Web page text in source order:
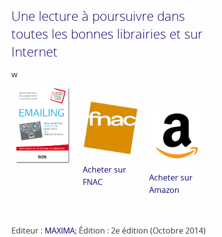
Une lecture à poursuivre dans
toutes les bonnes librairies et sur
Internet
w
Acheter sur
FNAC
Acheter sur
Amazon
Editeur : MAXIMA; Édition : 2e édition (Octobre 2014)